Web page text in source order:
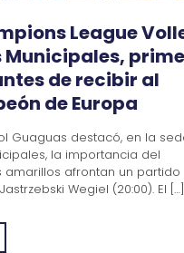
League
Municipales,
de recibir al
de Europa
Guaguas destacó, en la
la importancia del
amarillos afrontan un partido
Wegiel (20:00). El […]